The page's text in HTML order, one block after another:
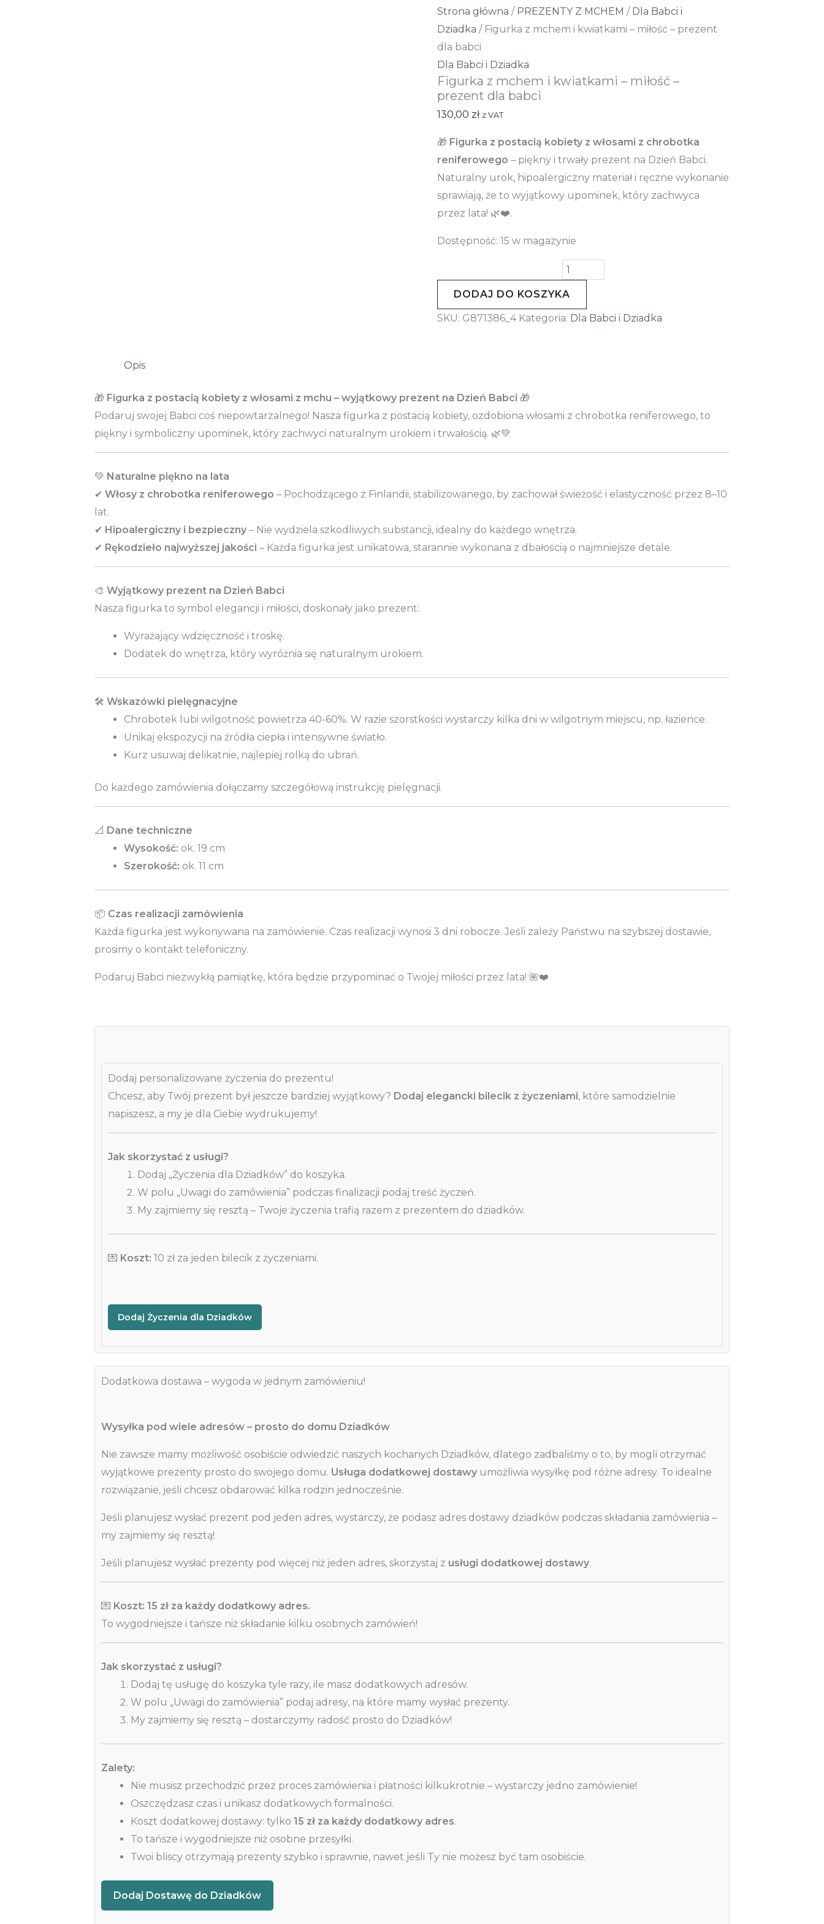
Strona główna / PREZENTY Z MCHEM / Dla Babci i
Dziadka / Figurka z mchem i kwiatkami – miłość – prezent
dla babci
Dla Babci i Dziadka
Figurka z mchem i kwiatkami – miłość –
prezent dla babci
130,00 zł z VAT
🎁 Figurka z postacią kobiety z włosami z chrobotka
reniferowego – piękny i trwały prezent na Dzień Babci.
Naturalny urok, hipoalergiczny materiał i ręczne wykonanie
sprawiają, że to wyjątkowy upominek, który zachwyca
przez lata! 🌿❤️.
Dostępność: 15 w magazynie
DODAJ DO KOSZYKA
SKU: G871386_4 Kategoria: Dla Babci i Dziadka
Opis
🎁 Figurka z postacią kobiety z włosami z mchu – wyjątkowy prezent na Dzień Babci 🎁
Podaruj swojej Babci coś niepowtarzalnego! Nasza figurka z postacią kobiety, ozdobiona włosami z chrobotka reniferowego, to
piękny i symboliczny upominek, który zachwyci naturalnym urokiem i trwałością. 🌿💚
💚 Naturalne piękno na lata
✔ Włosy z chrobotka reniferowego – Pochodzącego z Finlandii, stabilizowanego, by zachował świeżość i elastyczność przez 8–10
lat.
✔ Hipoalergiczny i bezpieczny– Nie wydziela szkodliwych substancji, idealny do każdego wnętrza.
✔ Rękodzieło najwyższej jakości – Każda figurka jest unikatowa, starannie wykonana z dbałością o najmniejsze detale.
🎨 Wyjątkowy prezent na Dzień Babci
Nasza figurka to symbol elegancji i miłości, doskonały jako prezent:
Wyrażający wdzięczność i troskę.
Dodatek do wnętrza, który wyróżnia się naturalnym urokiem.
🛠️ Wskazówki pielęgnacyjne
Chrobotek lubi wilgotność powietrza 40-60%. W razie szorstkości wystarczy kilka dni w wilgotnym miejscu, np. łazience.
Unikaj ekspozycji na źródła ciepła i intensywne światło.
Kurz usuwaj delikatnie, najlepiej rolką do ubrań.
Do każdego zamówienia dołączamy szczegółową instrukcję pielęgnacji.
📐 Dane techniczne
Wysokość: ok. 19 cm
Szerokość: ok. 11 cm
📦 Czas realizacji zamówienia
Każda figurka jest wykonywana na zamówienie. Czas realizacji wynosi 3 dni robocze. Jeśli zależy Państwu na szybszej dostawie,
prosimy o kontakt telefoniczny.
Podaruj Babci niezwykłą pamiątkę, która będzie przypominać o Twojej miłości przez lata! 🌺❤️
Dodaj personalizowane życzenia do prezentu!
Chcesz, aby Twój prezent był jeszcze bardziej wyjątkowy? Dodaj elegancki bilecik z życzeniami, które samodzielnie
napiszesz, a my je dla Ciebie wydrukujemy!
Jak skorzystać z usługi?
Dodaj „Życzenia dla Dziadków” do koszyka.
W polu „Uwagi do zamówienia” podczas finalizacji podaj treść życzeń.
My zajmiemy się resztą – Twoje życzenia trafią razem z prezentem do dziadków.
💌 Koszt: 10 zł za jeden bilecik z życzeniami.
Dodaj Życzenia dla Dziadków
Dodatkowa dostawa – wygoda w jednym zamówieniu!
Wysyłka pod wiele adresów – prosto do domu Dziadków
Nie zawsze mamy możliwość osobiście odwiedzić naszych kochanych Dziadków, dlatego zadbaliśmy o to, by mogli otrzymać
wyjątkowe prezenty prosto do swojego domu. Usługa dodatkowej dostawyumożliwia wysyłkę pod różne adresy. To idealne
rozwiązanie, jeśli chcesz obdarować kilka rodzin jednocześnie.
Jeśli planujesz wysłać prezent pod jeden adres, wystarczy, że podasz adres dostawy dziadków podczas składania zamówienia –
my zajmiemy się resztą!
Jeśli planujesz wysłać prezenty pod więcej niż jeden adres, skorzystaj z usługi dodatkowej dostawy.
💌 Koszt: 15 zł za każdy dodatkowy adres.
To wygodniejsze i tańsze niż składanie kilku osobnych zamówień!
Jak skorzystać z usługi?
Dodaj tę usługę do koszyka tyle razy, ile masz dodatkowych adresów.
W polu „Uwagi do zamówienia” podaj adresy, na które mamy wysłać prezenty.
My zajmiemy się resztą – dostarczymy radość prosto do Dziadków!
Zalety:
Nie musisz przechodzić przez proces zamówienia i płatności kilkukrotnie – wystarczy jedno zamówienie!
Oszczędzasz czas i unikasz dodatkowych formalności.
Koszt dodatkowej dostawy: tylko 15 zł za każdy dodatkowy adres.
To tańsze i wygodniejsze niż osobne przesyłki.
Twoi bliscy otrzymają prezenty szybko i sprawnie, nawet jeśli Ty nie możesz być tam osobiście.
Dodaj Dostawę do Dziadków